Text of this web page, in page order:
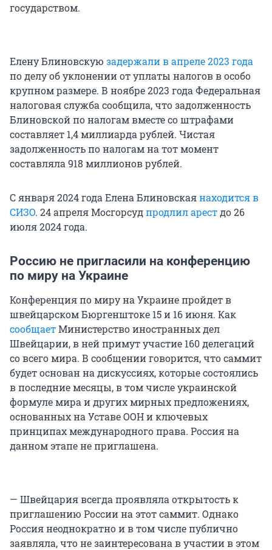
государством.
Елену Блиновскую задержали в апреле 2023 года
по делу об уклонении от уплаты налогов в особо
крупном размере. В ноябре 2023 года Федеральная
налоговая служба сообщила, что задолженность
Блиновской по налогам вместе со штрафами
составляет 1,4 миллиарда рублей. Чистая
задолженность по налогам на тот момент
составляла 918 миллионов рублей.
С января 2024 года Елена Блиновскаянаходится в
СИЗО. 24 апреля Мосгорсудпродлил арестдо 26
июля 2024 года.
Россию не пригласили на конференцию
по миру на Украине
Конференция по миру на Украине пройдет в
швейцарском Бюргенштоке 15 и 16 июня. Как
сообщаетМинистерство иностранных дел
Швейцарии, в ней примут участие 160 делегаций
со всего мира. В сообщении говорится, что саммит
будет основан на дискуссиях, которые состоялись
в последние месяцы, в том числе украинской
формуле мира и других мирных предложениях,
основанных на Уставе ООН и ключевых
принципах международного права. Россия на
данном этапе не приглашена.
— Швейцария всегда проявляла открытость к
приглашению России на этот саммит. Однако
Россия неоднократно и в том числе публично
заявляла, что не заинтересована в участии в этом